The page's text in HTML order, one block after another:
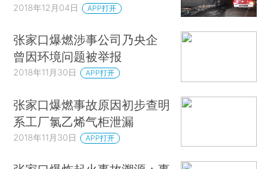
2018年12月04日 APP打开
张家口爆燃涉事公司乃央企
曾因环境问题被举报
2018年11月30日 APP打开
张家口爆燃事故原因初步查明
系工厂氯乙烯气柜泄漏
2018年11月30日 APP打开